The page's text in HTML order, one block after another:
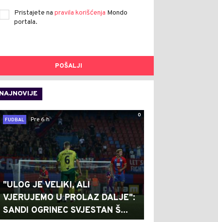
Pristajete na pravila korišćenja Mondo
portala.
POŠALJI
NAJNOVIJE
0
FUDBAL
Pre 6 h
"ULOG JE VELIKI, ALI
VJERUJEMO U PROLAZ DALJE":
SANDI OGRINEC SVJESTAN Š...